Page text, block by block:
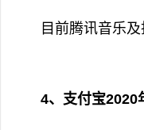
目前腾讯音乐及
4、支付宝2020